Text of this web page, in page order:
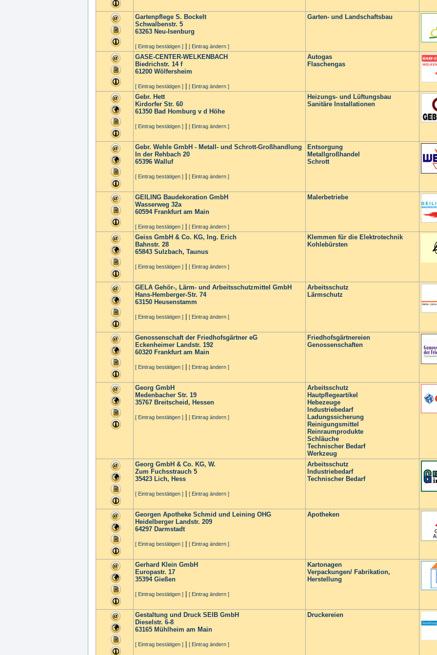
Gartenpflege S. Bockelt
Schwalbenstr. 5
63263 Neu-Isenburg
[ Eintrag bestätigen ] [ Eintrag ändern ]
Garten- und Landschaftsbau
GASE-CENTER-WELKENBACH
Biedrichstr. 14 f
61200 Wölfersheim
[ Eintrag bestätigen ] [ Eintrag ändern ]
Autogas
Flaschengas
Gebr. Hett
Kirdorfer Str. 60
61350 Bad Homburg v d Höhe
[ Eintrag bestätigen ] [ Eintrag ändern ]
Heizungs- und Lüftungsbau
Sanitäre Installationen
Gebr. Wehle GmbH - Metall- und Schrott-Großhandlung
In der Rehbach 20
65396 Walluf
[ Eintrag bestätigen ] [ Eintrag ändern ]
Entsorgung
Metallgroßhandel
Schrott
GEILING Baudekoration GmbH
Wasserweg 32a
60594 Frankfurt am Main
[ Eintrag bestätigen ] [ Eintrag ändern ]
Malerbetriebe
Geiss GmbH & Co. KG, Ing. Erich
Bahnstr. 28
65843 Sulzbach, Taunus
[ Eintrag bestätigen ] [ Eintrag ändern ]
Klemmen für die Elektrotechnik
Kohlebürsten
GELA Gehör-, Lärm- und Arbeitsschutzmittel GmbH
Hans-Hemberger-Str. 74
63150 Heusenstamm
[ Eintrag bestätigen ] [ Eintrag ändern ]
Arbeitsschutz
Lärmschutz
Genossenschaft der Friedhofsgärtner eG
Eckenheimer Landstr. 192
60320 Frankfurt am Main
[ Eintrag bestätigen ] [ Eintrag ändern ]
Friedhofsgärtnereien
Genossenschaften
Georg GmbH
Medenbacher Str. 19
35767 Breitscheid, Hessen
[ Eintrag bestätigen ] [ Eintrag ändern ]
Arbeitsschutz
Hautpflegeartikel
Hebezeuge
Industriebedarf
Ladungssicherung
Reinigungsmittel
Reinraumprodukte
Schläuche
Technischer Bedarf
Werkzeug
Georg GmbH & Co. KG, W.
Zum Fuchsstrauch 5
35423 Lich, Hess
[ Eintrag bestätigen ] [ Eintrag ändern ]
Arbeitsschutz
Industriebedarf
Technischer Bedarf
Georgen Apotheke Schmid und Leining OHG
Heidelberger Landstr. 209
64297 Darmstadt
[ Eintrag bestätigen ] [ Eintrag ändern ]
Apotheken
Gerhard Klein GmbH
Europastr. 17
35394 Gießen
[ Eintrag bestätigen ] [ Eintrag ändern ]
Kartonagen
Verpackungen/ Fabrikation,
Herstellung
Gestaltung und Druck SEIB GmbH
Dieselstr. 6-8
63165 Mühlheim am Main
[ Eintrag bestätigen ] [ Eintrag ändern ]
Druckereien